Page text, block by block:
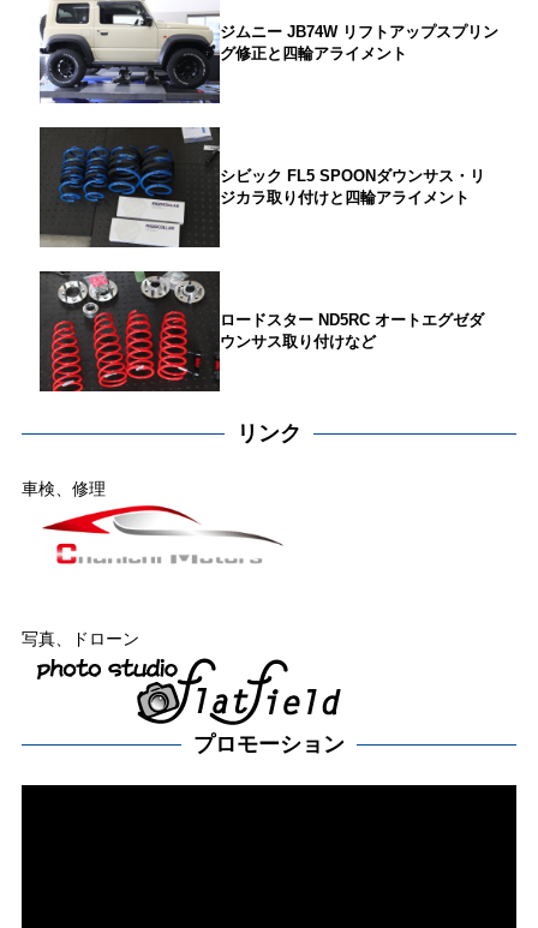
ジムニー JB74W リフトアップスプリン
グ修正と四輪アライメント
シビック FL5 SPOONダウンサス・リ
ジカラ取り付けと四輪アライメント
ロードスター ND5RC オートエグゼダ
ウンサス取り付けなど
リンク
車検、修理
写真、ドローン
プロモーション